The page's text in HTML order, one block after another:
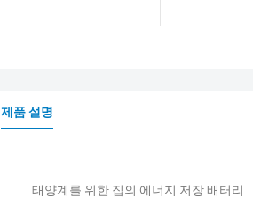
제품 설명
태양계를 위한 집의 에너지 저장 배터리